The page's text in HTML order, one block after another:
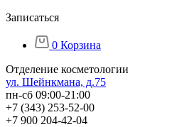
Записаться
0 Корзина
Отделение косметологии
ул. Шейнкмана, д.75
пн-сб 09:00-21:00
+7 (343) 253-52-00
+7 900 204-42-04